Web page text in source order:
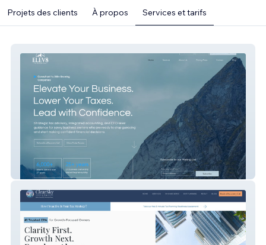
Projets des clients À propos Services et tarifs
Theresa Jensen